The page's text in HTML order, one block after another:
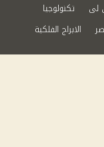
لى
تكنولوجيا
الابراج الفلكية